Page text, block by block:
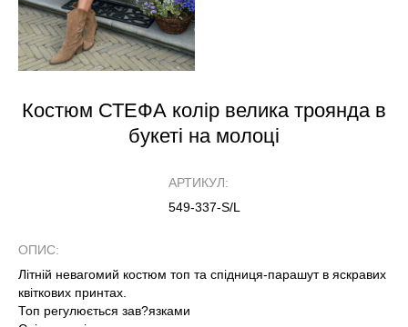
Костюм СТЕФА колір велика троянда в
букеті на молоці
АРТИКУЛ:
549-337-S/L
ОПИС:
Літній невагомий костюм топ та спідниця-парашут в яскравих
квіткових принтах.
Топ регулюється зав?язками